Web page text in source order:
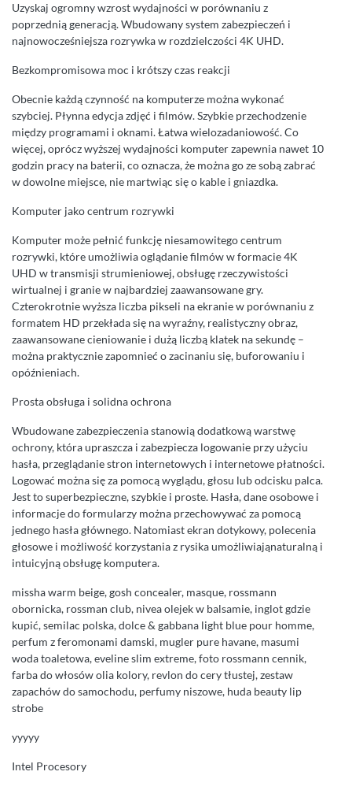
Uzyskaj ogromny wzrost wydajności w porównaniu z
poprzednią generacją. Wbudowany system zabezpieczeń i
najnowocześniejsza rozrywka w rozdzielczości 4K UHD.
Bezkompromisowa moc i krótszy czas reakcji
Obecnie każdą czynność na komputerze można wykonać
szybciej. Płynna edycja zdjęć i filmów. Szybkie przechodzenie
między programami i oknami. Łatwa wielozadaniowość. Co
więcej, oprócz wyższej wydajności komputer zapewnia nawet 10
godzin pracy na baterii, co oznacza, że można go ze sobą zabrać
w dowolne miejsce, nie martwiąc się o kable i gniazdka.
Komputer jako centrum rozrywki
Komputer może pełnić funkcję niesamowitego centrum
rozrywki, które umożliwia oglądanie filmów w formacie 4K
UHD w transmisji strumieniowej, obsługę rzeczywistości
wirtualnej i granie w najbardziej zaawansowane gry.
Czterokrotnie wyższa liczba pikseli na ekranie w porównaniu z
formatem HD przekłada się na wyraźny, realistyczny obraz,
zaawansowane cieniowanie i dużą liczbą klatek na sekundę –
można praktycznie zapomnieć o zacinaniu się, buforowaniu i
opóźnieniach.
Prosta obsługa i solidna ochrona
Wbudowane zabezpieczenia stanowią dodatkową warstwę
ochrony, która upraszcza i zabezpiecza logowanie przy użyciu
hasła, przeglądanie stron internetowych i internetowe płatności.
Logować można się za pomocą wyglądu, głosu lub odcisku palca.
Jest to superbezpieczne, szybkie i proste. Hasła, dane osobowe i
informacje do formularzy można przechowywać za pomocą
jednego hasła głównego. Natomiast ekran dotykowy, polecenia
głosowe i możliwość korzystania z rysika umożliwiająnaturalną i
intuicyjną obsługę komputera.
missha warm beige, gosh concealer, masque, rossmann
obornicka, rossman club, nivea olejek w balsamie, inglot gdzie
kupić, semilac polska, dolce & gabbana light blue pour homme,
perfum z feromonami damski, mugler pure havane, masumi
woda toaletowa, eveline slim extreme, foto rossmann cennik,
farba do włosów olia kolory, revlon do cery tłustej, zestaw
zapachów do samochodu, perfumy niszowe, huda beauty lip
strobe
yyyyy
Intel Procesory